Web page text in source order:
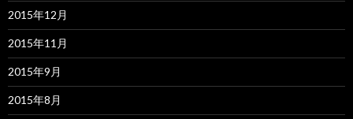
2015年12月
2015年11月
2015年9月
2015年8月